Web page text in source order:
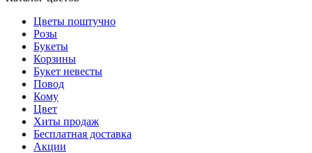
Цветы поштучно
Розы
Букеты
Корзины
Букет невесты
Повод
Кому
Цвет
Хиты продаж
Бесплатная доставка
Акции